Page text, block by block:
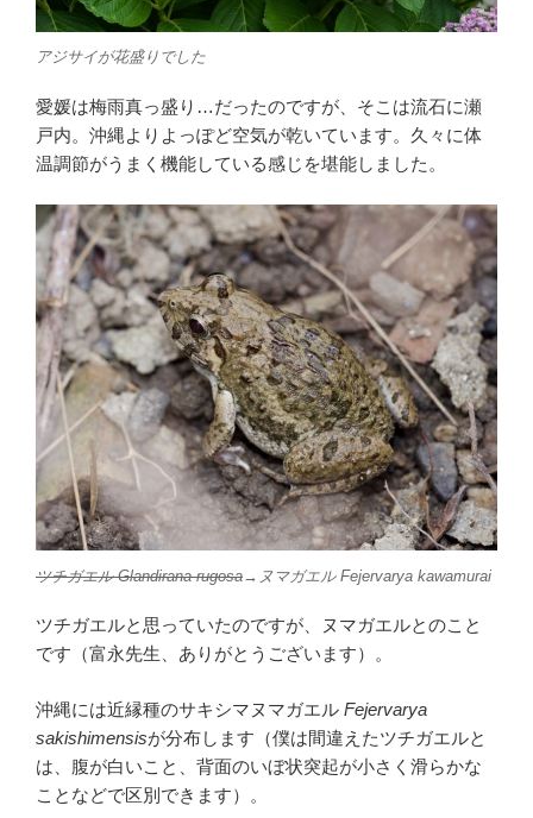
アジサイが花盛りでした
愛媛は梅雨真っ盛り…だったのですが、そこは流石に瀬
戸内。沖縄よりよっぽど空気が乾いています。久々に体
温調節がうまく機能している感じを堪能しました。
ツチガエルGlandirana rugosa→ヌマガエル Fejervarya kawamurai
ツチガエルと思っていたのですが、ヌマガエルとのこと
です（富永先生、ありがとうございます）。
沖縄には近縁種のサキシマヌマガエル Fejervarya
sakishimensisが分布します（僕は間違えたツチガエルと
は、腹が白いこと、背面のいぼ状突起が小さく滑らかな
ことなどで区別できます）。